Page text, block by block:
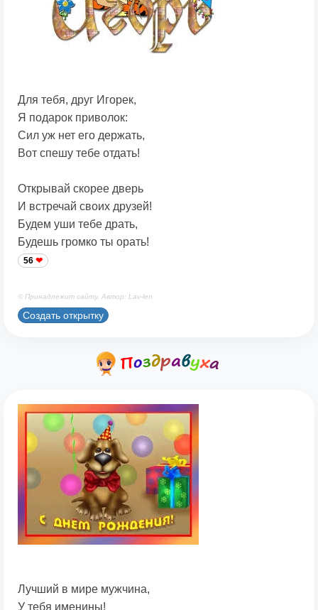
Для тебя, друг Игорек,
Я подарок приволок:
Сил уж нет его держать,
Вот спешу тебе отдать!
Открывай скорее дверь
И встречай своих друзей!
Будем уши тебе драть,
Будешь громко ты орать!
56
© Принадлежит сайту. Автор: Lav-len
Создать открытку
Лучший в мире мужчина,
У тебя именины!